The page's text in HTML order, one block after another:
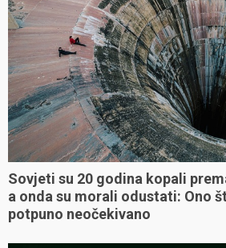
Sovjeti su 20 godina kopali
a onda su morali odustati: Ono
potpuno neočekivano